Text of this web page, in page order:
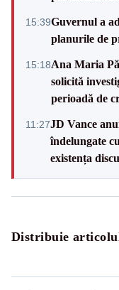
15:39Guvernul a
planurile de
15:18Ana Maria
solicită
perioadă de
11:27JD Vance
îndelungate
existența
Distribuie